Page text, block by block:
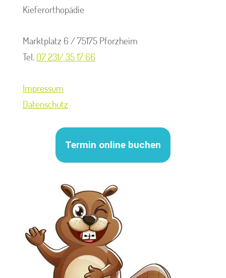
Kieferorthopädie
Marktplatz 6 / 75175 Pforzheim
Tel. 07 231/ 35 17 66
Impressum
Datenschutz
Termin online buchen